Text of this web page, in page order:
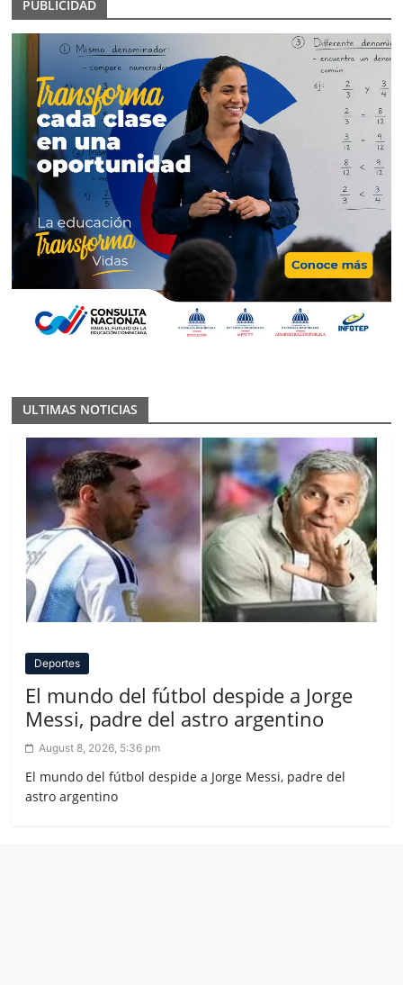
PUBLICIDAD
ULTIMAS NOTICIAS
Deportes
El mundo del fútbol despide a Jorge
Messi, padre del astro argentino
August 8, 2026, 5:36 pm
El mundo del fútbol despide a Jorge Messi, padre del
astro argentino